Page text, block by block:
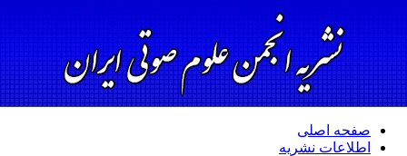
صفحه اصلی
اطلاعات نشریه